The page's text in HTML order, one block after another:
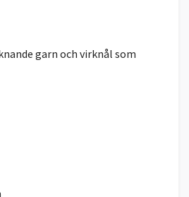
garn och virknål som